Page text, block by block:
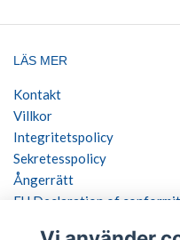
LÄS MER
Kontakt
Villkor
Integritetspolicy
Sekretesspolicy
Ångerrätt
EU Declaration of